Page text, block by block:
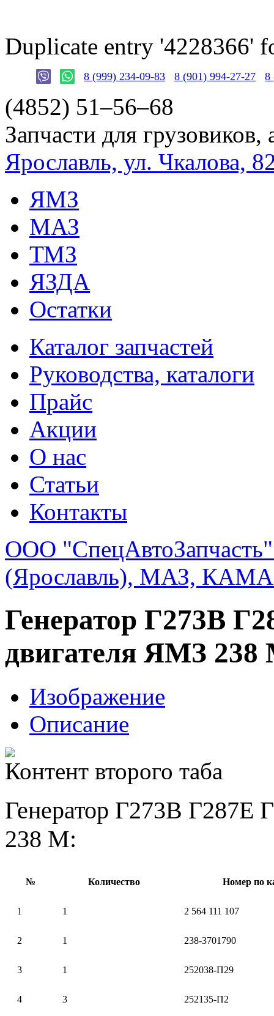
Duplicate entry '4228366'
8 (999) 234-09-83 8 (901) 994-27-27 8
(4852) 51–56–68
Запчасти для грузовиков,
Ярославль, ул. Чкалова,
ЯМЗ
МАЗ
ТМЗ
ЯЗДА
Остатки
Каталог запчастей
Руководства, каталоги
Прайс
Акции
О нас
Статьи
Контакты
ООО
(Ярославль), МАЗ,
Генератор Г273В
двигателя ЯМЗ
Изображение
Описание
Контент второго таба
Генератор Г273В Г287Е
238 М:
№ Количество Номер по
1 1 2 564 111 107
2 1 238-3701790
3 1 252038-П29
4 3 252135-П2